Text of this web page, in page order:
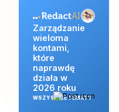
Zarządzanie
wieloma
kontami,
które
naprawdę
działa w
2026 roku
WSZYSTKIE TEMATY